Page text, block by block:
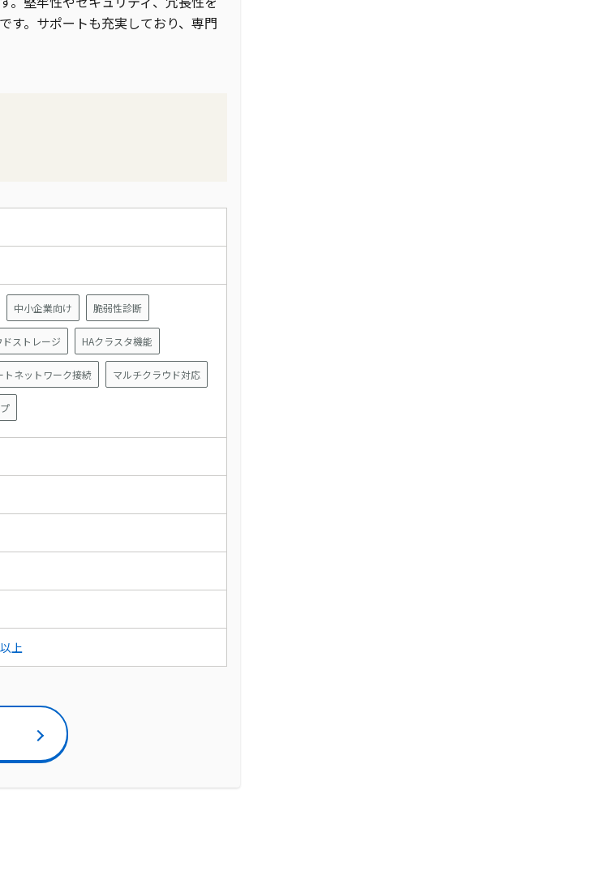
す。サポートも充実しており、専門
中小企業向け 脆弱性診断
ドストレージ HAクラスタ機能
トネットワーク接続 マルチクラウド対応
上